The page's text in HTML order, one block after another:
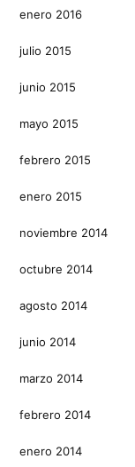
enero 2016
julio 2015
junio 2015
mayo 2015
febrero 2015
enero 2015
noviembre 2014
octubre 2014
agosto 2014
junio 2014
marzo 2014
febrero 2014
enero 2014